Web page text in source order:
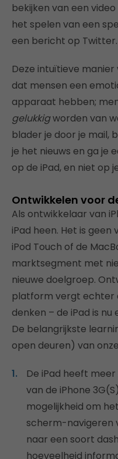
bekijken van een
het spelen van een
een bericht op Twitter.
Deze intuïtieve
dat mensen een
apparaat hebben;
gelukkigworden van
blader je door je mail,
je het nieuws en ga je
op de iPad, en niet op
Ontwikkelen voor
Als ontwikkelaar van
iPad heen. Het is geen
iPod Touch of de
marktsegment met
nieuwe doelgroep.
platform vergt echter
denken – de iPad is
De belangrijkste
open deuren) van
De iPad heeft
van de iPhone
mogelijkheid om
scherm-navigeren
naar een soort
hoeveelheid